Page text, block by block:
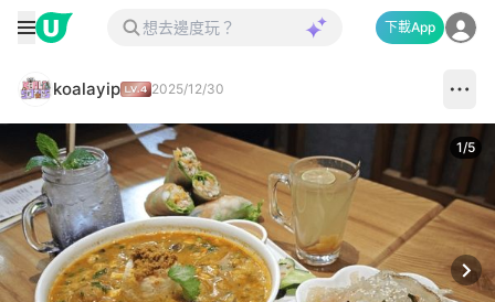
下載App
koalayip 2025/12/30
1/5